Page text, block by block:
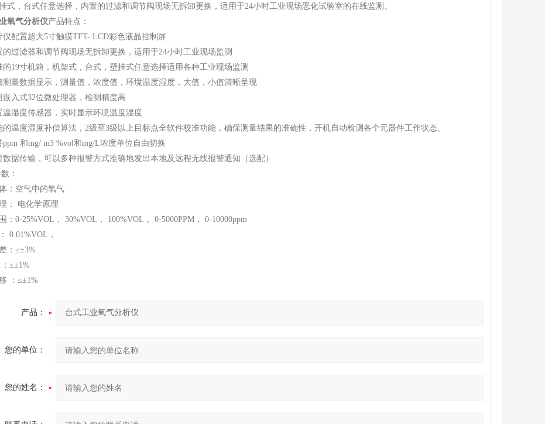
式，台式任意选择，内置的过滤和调节阀现场无拆卸更换，适用于24小时工业现场恶化试验室的在线监测。
氧气分析仪产品特点：
仪配置超大5寸触摸TFT- LCD彩色液晶控制屏
的过滤器和调节阀现场无拆卸更换，适用于24小时工业现场监测
的19寸机箱，机架式，台式，壁挂式任意选择适用各种工业现场监测
测量数据显示，测量值，浓度值，环境温度湿度，大值，小值清晰呈现
嵌入式32位微处理器，检测精度高
温湿度传感器，实时显示环境温度湿度
的温度湿度补偿算法，2级至3级以上目标点全软件校准功能，确保测量结果的准确性，开机自动检测各个元器件工作状态、
ppm 和mg/ m3 %vol和mg/L浓度单位自由切换
数据传输，可以多种报警方式准确地发出本地及远程无线报警通知（选配）
：
：空气中的氧气
： 电化学原理
：0-25%VOL， 30%VOL， 100%VOL， 0-5000PPM， 0-10000ppm
0.01%VOL，
：≤±3%
≤±1%
：≤±1%
产品：
您的单位：
您的姓名：